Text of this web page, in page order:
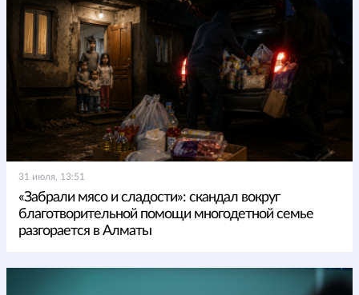
31 июля, 13:51
«Забрали мясо и сладости»: скандал вокруг
благотворительной помощи многодетной семье
разгорается в Алматы